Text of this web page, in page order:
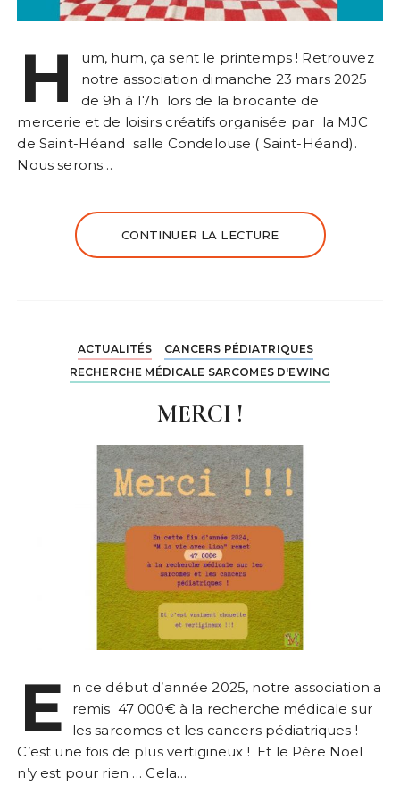
H
um, hum, ça sent le printemps ! Retrouvez
notre association dimanche 23 mars 2025
de 9h à 17h lors de la brocante de
mercerie et de loisirs créatifs organisée par la MJC
de Saint-Héand salle Condelouse ( Saint-Héand).
Nous serons…
CONTINUER LA LECTURE
ACTUALITÉS
CANCERS PÉDIATRIQUES
RECHERCHE MÉDICALE SARCOMES D'EWING
MERCI !
E
n ce début d’année 2025, notre association a
remis 47 000€ à la recherche médicale sur
les sarcomes et les cancers pédiatriques !
C’est une fois de plus vertigineux ! Et le Père Noël
n’y est pour rien … Cela…